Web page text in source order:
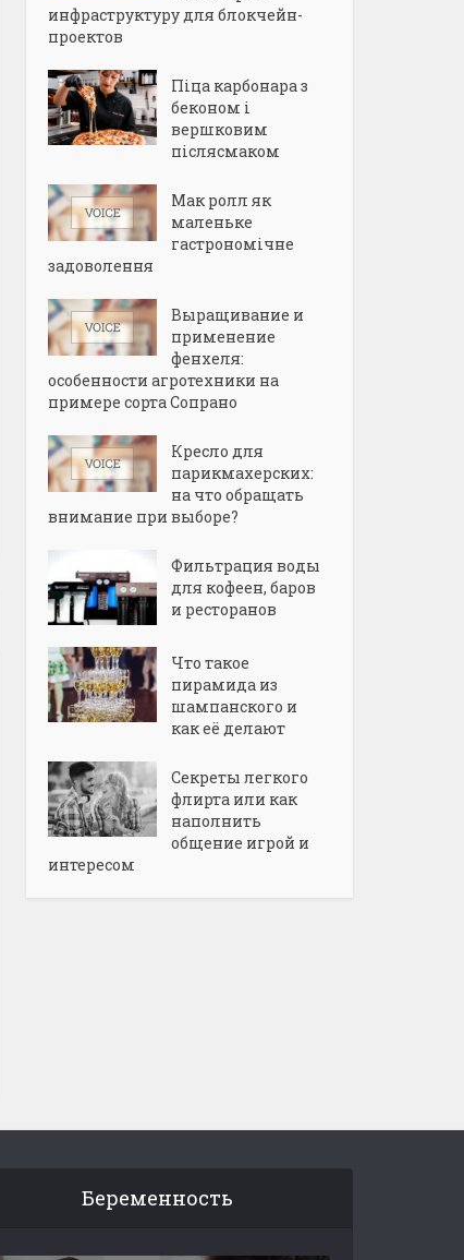
инфраструктуру для блокчейн-
проектов
Піца карбонара з
беконом і
вершковим
післясмаком
Мак ролл як
маленьке
гастрономічне
задоволення
Выращивание и
применение
фенхеля:
особенности агротехники на
примере сорта Сопрано
Кресло для
парикмахерских:
на что обращать
внимание при выборе?
Фильтрация воды
для кофеен, баров
и ресторанов
Что такое
пирамида из
шампанского и
как её делают
Секреты легкого
флирта или как
наполнить
общение игрой и
интересом
Беременность